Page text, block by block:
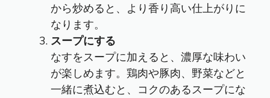
から炒めると、より香り高い仕上がりに
なります。
スープにする
なすをスープに加えると、濃厚な味わい
が楽しめます。鶏肉や豚肉、野菜などと
一緒に煮込むと、コクのあるスープにな